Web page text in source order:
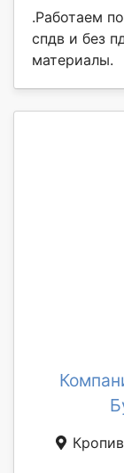
.Работаем
спдв и без
материалы.